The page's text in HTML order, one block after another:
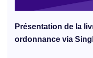
Présentation de la
ordonnance via